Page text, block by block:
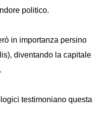
politico.
in importanza persino
diventando la capitale
testimoniano questa